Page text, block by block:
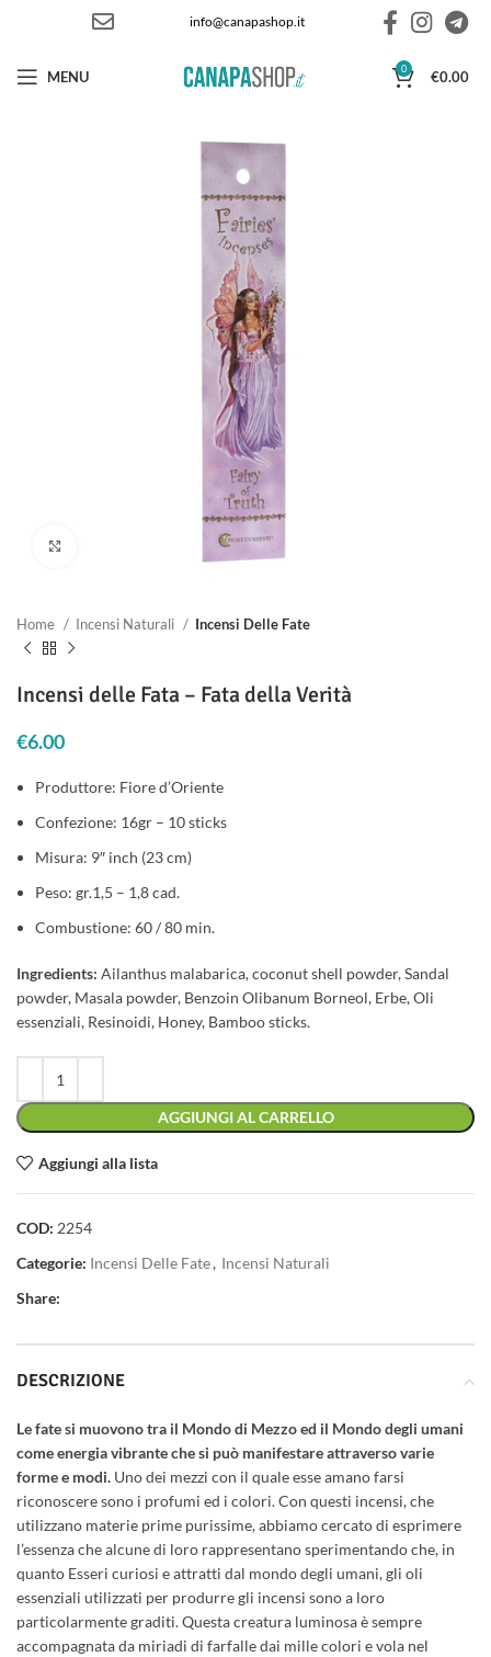
info@canapashop.it
MENU 0 €0.00
Home Incensi Naturali Incensi Delle Fate
Incensi delle Fata – Fata della Verità
€6.00
Produttore: Fiore d’Oriente
Confezione: 16gr – 10 sticks
Misura: 9″ inch (23 cm)
Peso: gr.1,5 – 1,8 cad.
Combustione: 60 / 80 min.
Ingredients: Ailanthus malabarica, coconut shell powder, Sandal
powder, Masala powder, Benzoin Olibanum Borneol, Erbe, Oli
essenziali, Resinoidi, Honey, Bamboo sticks.
AGGIUNGI AL CARRELLO
Aggiungi alla lista
COD: 2254
Categorie: Incensi Delle Fate, Incensi Naturali
Share:
DESCRIZIONE
Le fate si muovono tra il Mondo di Mezzo ed il Mondo degli umani
come energia vibrante che si può manifestare attraverso varie
forme e modi. Uno dei mezzi con il quale esse amano farsi
riconoscere sono i profumi ed i colori. Con questi incensi, che
utilizzano materie prime purissime, abbiamo cercato di esprimere
l’essenza che alcune di loro rappresentano sperimentando che, in
quanto Esseri curiosi e attratti dal mondo degli umani, gli oli
essenziali utilizzati per produrre gli incensi sono a loro
particolarmente graditi. Questa creatura luminosa è sempre
accompagnata da miriadi di farfalle dai mille colori e vola nel